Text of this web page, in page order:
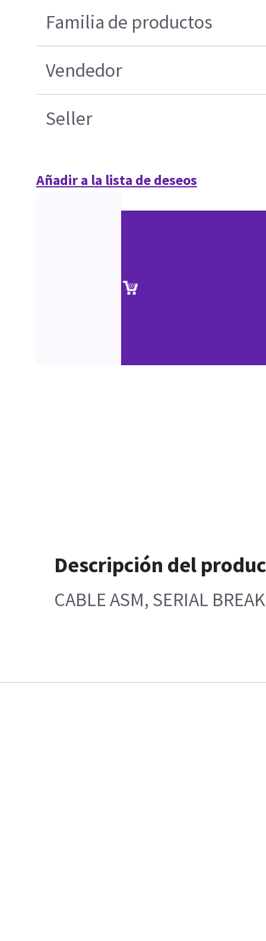
Familia de productos
Vendedor
Seller
Añadir a la lista de deseos
Descripción del
CABLE ASM, SERIAL